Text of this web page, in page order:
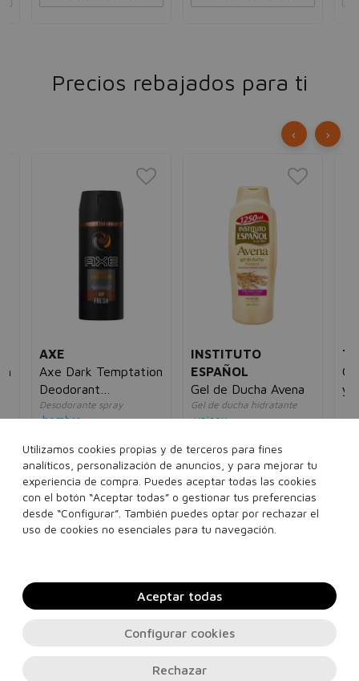
Precios rebajados para ti
AXE
Axe Dark Temptation
Deodorant
Bodyspray
Desodorante spray
hombre
35 ml 150 ml
Ver 2 sets
Añadir a la cesta
INSTITUTO
ESPAÑOL
Gel de Ducha Avena
Gel de ducha hidratante
unisex
1250 ml
Añadir a la cesta
y
‹ ›
Utilizamos cookies propias y de terceros para fines
analíticos, personalización de anuncios, y para mejorar tu
experiencia de compra. Puedes aceptar todas las cookies
con el botón “Aceptar todas” o gestionar tus preferencias
desde “Configurar”. También puedes optar por rechazar el
uso de cookies no esenciales para tu navegación.
Rechazar
Configurar cookies
Aceptar todas
Contacto, soporte e información legal